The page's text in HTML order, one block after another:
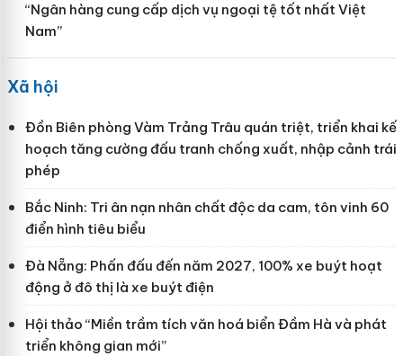
“Ngân hàng cung cấp dịch vụ ngoại tệ tốt nhất Việt
Nam”
Xã hội
Đồn Biên phòng Vàm Trảng Trâu quán triệt, triển khai kế
hoạch tăng cường đấu tranh chống xuất, nhập cảnh trái
phép
Bắc Ninh: Tri ân nạn nhân chất độc da cam, tôn vinh 60
điển hình tiêu biểu
Đà Nẵng: Phấn đấu đến năm 2027, 100% xe buýt hoạt
động ở đô thị là xe buýt điện
Hội thảo “Miền trầm tích văn hoá biển Đầm Hà và phát
triển không gian mới”